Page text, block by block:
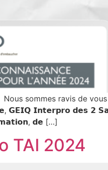
sommes ravis de vous
𝗚𝗘𝗜𝗤 𝗜𝗻𝘁𝗲𝗿𝗽𝗿𝗼 𝗱𝗲𝘀
𝗱𝗲 […]
TAI 2024